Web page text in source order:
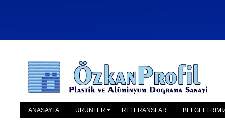
ANASAYFA ÜRÜNLER REFERANSLAR